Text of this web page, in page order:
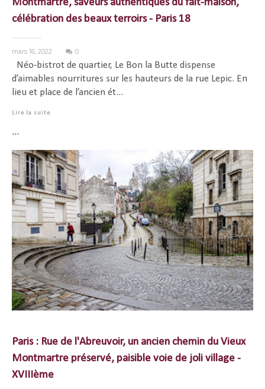
Montmartre, saveurs authentiques du fait-maison,
célébration des beaux terroirs - Paris 18
mars 16, 2022 0
Néo-bistrot de quartier, Le Bon la Butte dispense
d’aimables nourritures sur les hauteurs de la rue Lepic. En
lieu et place de l’ancien ét...
Lire la suite
...
Paris : Rue de l'Abreuvoir, un ancien chemin du Vieux
Montmartre préservé, paisible voie de joli village -
XVIIIème